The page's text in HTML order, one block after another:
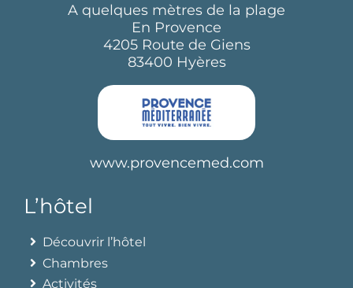
A quelques mètres de la plage
En Provence
4205 Route de Giens
83400 Hyères
www.provencemed.com
L’hôtel
Découvrir l’hôtel
Chambres
Activités